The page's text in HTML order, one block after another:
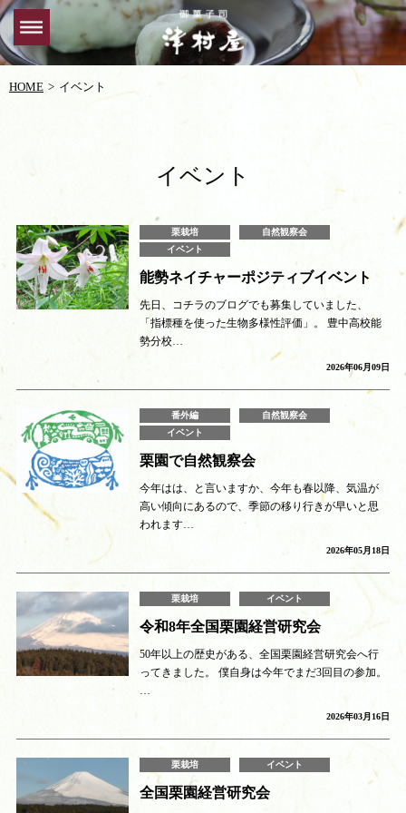
HOME イベント
イベント
栗栽培
自然観察会
イベント
能勢ネイチャーポジティブイベント
先日、コチラのブログでも募集していました、
「指標種を使った生物多様性評価」。 豊中高校能
勢分校…
2026年06月09日
番外編
自然観察会
イベント
栗園で自然観察会
今年はは、と言いますか、今年も春以降、気温が
高い傾向にあるので、季節の移り行きが早いと思
われます…
2026年05月18日
栗栽培 イベント
令和8年全国栗園経営研究会
50年以上の歴史がある、全国栗園経営研究会へ行
ってきました。 僕自身は今年でまだ3回目の参加。
2026年03月16日
栗栽培 イベント
全国栗園経営研究会